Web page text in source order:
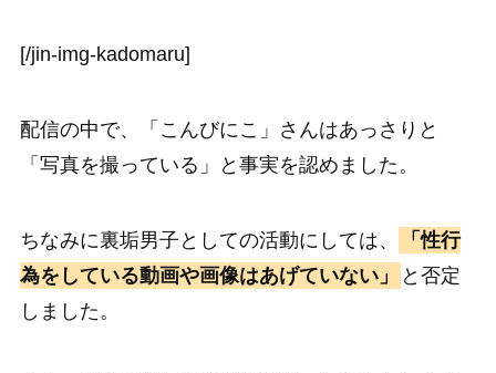
[/jin-img-kadomaru]
配信の中で、「こんびにこ」さんはあっさりと
「写真を撮っている」と事実を認めました。
ちなみに裏垢男子としての活動にしては、
「性行
為をしている動画や画像はあげていない」
と否定
しました。